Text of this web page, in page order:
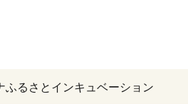
ふるさとインキュベーション